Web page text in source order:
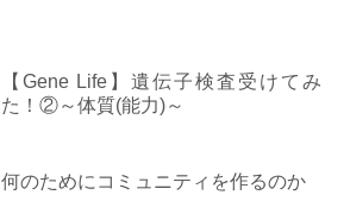
【Gene Life】遺伝子検査受けてみ
た！②～体質(能力)～
何のためにコミュニティを作るのか